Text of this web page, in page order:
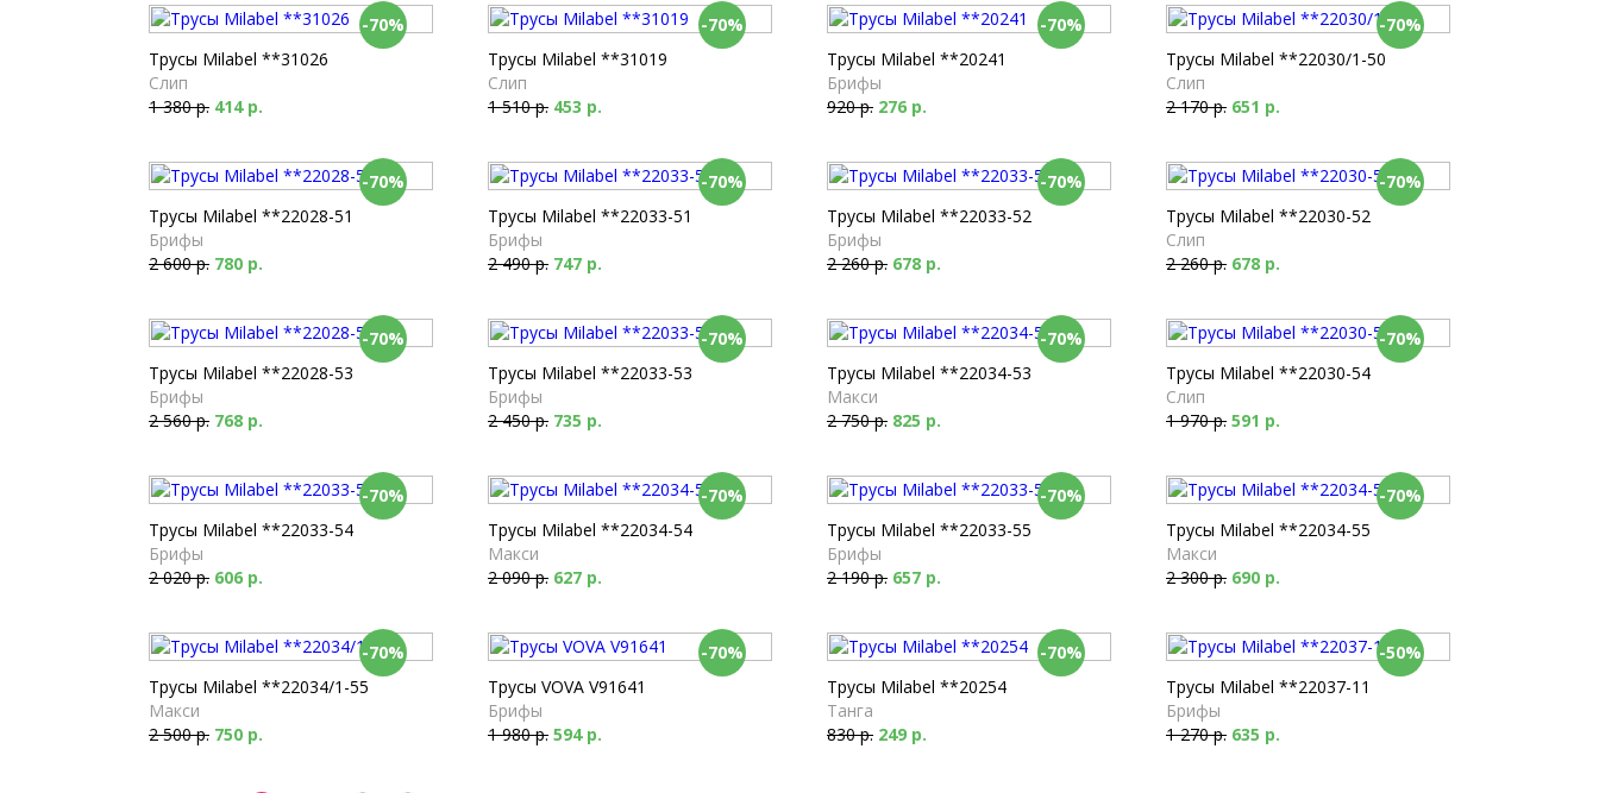
-70%
Трусы Milabel **31026
Слип
1 380 р. 414 р.
-70%
Трусы Milabel **31019
Слип
1 510 р. 453 р.
-70%
Трусы Milabel **20241
Брифы
920 р. 276 р.
-70%
Трусы Milabel **22030/1-50
Слип
2 170 р. 651 р.
-70%
Трусы Milabel **22028-51
Брифы
2 600 р. 780 р.
-70%
Трусы Milabel **22033-51
Брифы
2 490 р. 747 р.
-70%
Трусы Milabel **22033-52
Брифы
2 260 р. 678 р.
-70%
Трусы Milabel **22030-52
Слип
2 260 р. 678 р.
-70%
Трусы Milabel **22028-53
Брифы
2 560 р. 768 р.
-70%
Трусы Milabel **22033-53
Брифы
2 450 р. 735 р.
-70%
Трусы Milabel **22034-53
Макси
2 750 р. 825 р.
-70%
Трусы Milabel **22030-54
Слип
1 970 р. 591 р.
-70%
Трусы Milabel **22033-54
Брифы
2 020 р. 606 р.
-70%
Трусы Milabel **22034-54
Макси
2 090 р. 627 р.
-70%
Трусы Milabel **22033-55
Брифы
2 190 р. 657 р.
-70%
Трусы Milabel **22034-55
Макси
2 300 р. 690 р.
-70%
Трусы Milabel **22034/1-55
Макси
2 500 р. 750 р.
-70%
Трусы VOVA V91641
Брифы
1 980 р. 594 р.
-70%
Трусы Milabel **20254
Танга
830 р. 249 р.
-50%
Трусы Milabel **22037-11
Брифы
1 270 р. 635 р.